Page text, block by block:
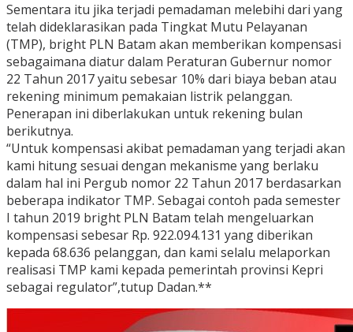
Sementara itu jika terjadi pemadaman melebihi dari yang
telah dideklarasikan pada Tingkat Mutu Pelayanan
(TMP), bright PLN Batam akan memberikan kompensasi
sebagaimana diatur dalam Peraturan Gubernur nomor
22 Tahun 2017 yaitu sebesar 10% dari biaya beban atau
rekening minimum pemakaian listrik pelanggan.
Penerapan ini diberlakukan untuk rekening bulan
berikutnya.
“Untuk kompensasi akibat pemadaman yang terjadi akan
kami hitung sesuai dengan mekanisme yang berlaku
dalam hal ini Pergub nomor 22 Tahun 2017 berdasarkan
beberapa indikator TMP. Sebagai contoh pada semester
I tahun 2019 bright PLN Batam telah mengeluarkan
kompensasi sebesar Rp. 922.094.131 yang diberikan
kepada 68.636 pelanggan, dan kami selalu melaporkan
realisasi TMP kami kepada pemerintah provinsi Kepri
sebagai regulator”,tutup Dadan.**